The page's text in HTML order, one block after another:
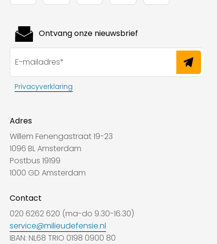
Adres
Willem Fenengastraat 19-23
1096 BL Amsterdam
Postbus 19199
1000 GD Amsterdam
Contact
020 6262 620 (ma-do 9.30-16.30)
service@milieudefensie.nl
IBAN: NL68 TRIO 0198 0900 80
Ontvang onze nieuwsbrief
Privacyverklaring